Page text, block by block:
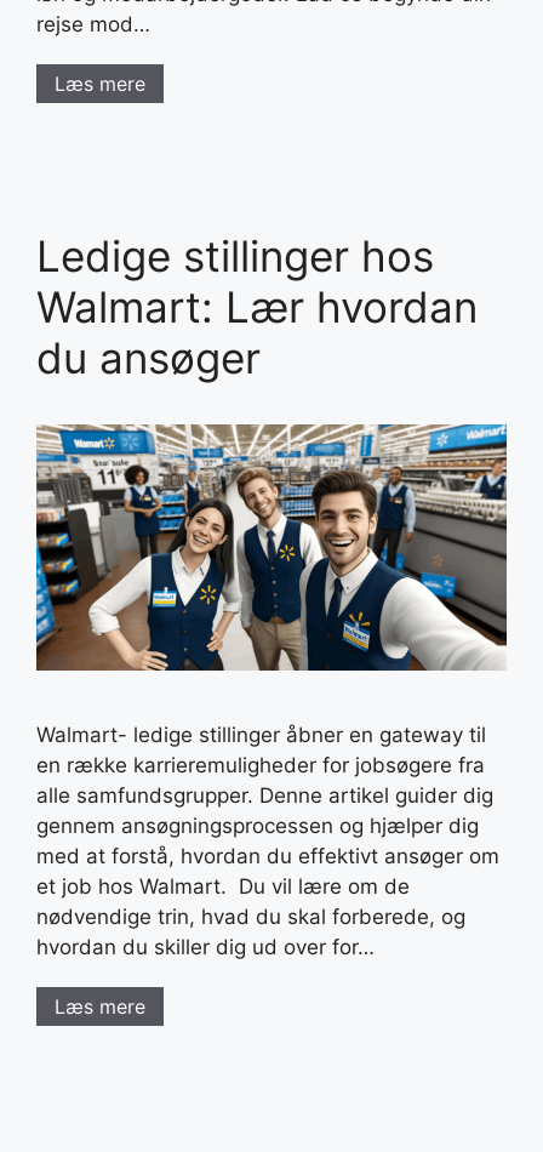
rejse mod…
Læs mere
Ledige stillinger hos
Walmart: Lær hvordan
du ansøger
Walmart- ledige stillinger åbner en gateway til
en række karrieremuligheder for jobsøgere fra
alle samfundsgrupper. Denne artikel guider dig
gennem ansøgningsprocessen og hjælper dig
med at forstå, hvordan du effektivt ansøger om
et job hos Walmart. Du vil lære om de
nødvendige trin, hvad du skal forberede, og
hvordan du skiller dig ud over for…
Læs mere